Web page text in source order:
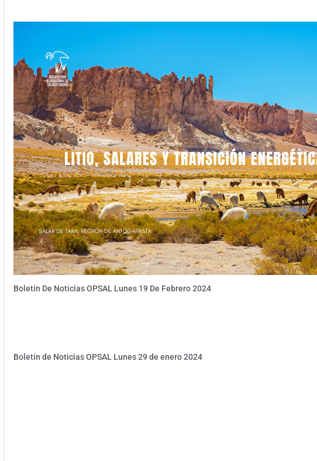
Boletín De Noticias OPSAL Lunes 19 De Febrero 2024
Boletín de Noticias OPSAL Lunes 29 de enero 2024